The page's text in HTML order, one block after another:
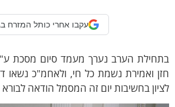
עקבו אחרי כותל המזרח
הערב נערך מעמד סיום מסכת ע"י
ואמירת נשמת כל חי, ולאחמ"כ נשאו
בחשיבות יום זה המסמל הודאה לבורא